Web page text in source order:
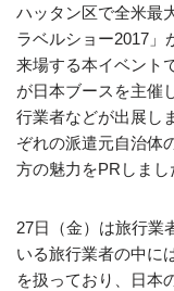
ハッタン区で全米最
ラベルショー2017」
来場する本イベント
が日本ブースを主催
行業者などが出展し
ぞれの派遣元自治体
方の魅力をPRしまし
27日（金）は旅行業
いる旅行業者の中に
を扱っており、日本